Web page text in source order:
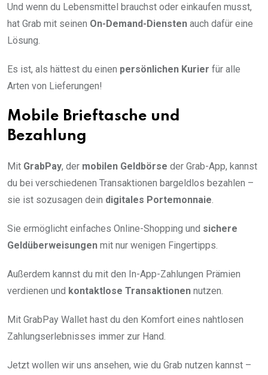
Und wenn du Lebensmittel brauchst oder einkaufen musst,
hat Grab mit seinen On-Demand-Diensten auch dafür eine
Lösung.
Es ist, als hättest du einen persönlichen Kurier für alle
Arten von Lieferungen!
Mobile Brieftasche und
Bezahlung
Mit GrabPay, der mobilen Geldbörse der Grab-App, kannst
du bei verschiedenen Transaktionen bargeldlos bezahlen –
sie ist sozusagen dein digitales Portemonnaie
Sie ermöglicht einfaches Online-Shopping und sichere
Geldüberweisungen mit nur wenigen Fingertipps.
Außerdem kannst du mit den In-App-Zahlungen Prämien
verdienen und kontaktlose Transaktionen nutzen.
Mit GrabPay Wallet hast du den Komfort eines nahtlosen
Zahlungserlebnisses immer zur Hand.
Jetzt wollen wir uns ansehen, wie du Grab nutzen kannst –